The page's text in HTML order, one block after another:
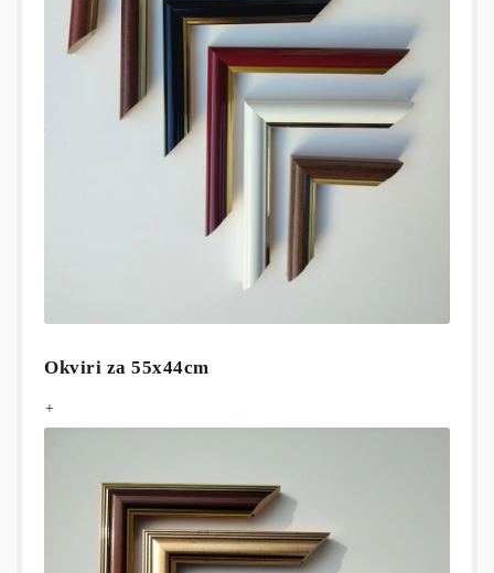
Okviri za 55x44cm
+